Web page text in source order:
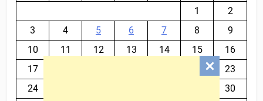
1
2
3
4 5 6 7 8
9
10
11 12 13 14 15
16
17
23
24
30